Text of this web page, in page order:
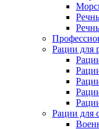
Рации для
Рации для